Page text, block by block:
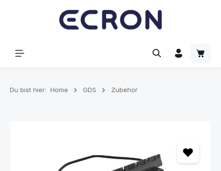
Du bist hier: Home GDS Zubehör